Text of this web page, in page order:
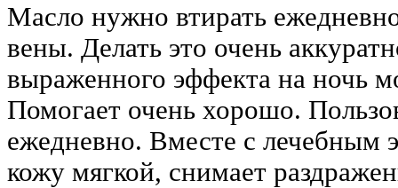
Масло нужно втирать
вены. Делать это очень
выраженного эффекта на ночь
Помогает очень хорошо.
ежедневно. Вместе с лечебным
кожу мягкой, снимает